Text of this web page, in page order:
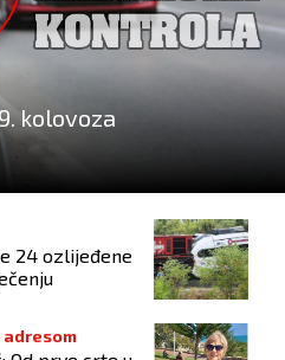
kolovoza
24 ozlijeđene
adresom